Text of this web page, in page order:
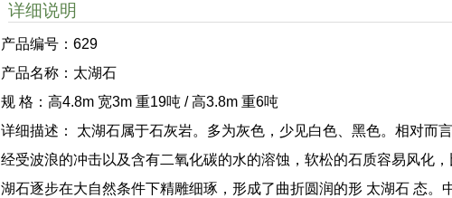
详细说明
产品编号：629
产品名称：太湖石
规 格：高4.8m 宽3m 重19吨 / 高3.8m 重6吨
详细描述： 太湖石属于石灰岩。多为灰色，少见白色、黑色。相对而
经受波浪的冲击以及含有二氧化碳的水的溶蚀，软松的石质容易风化
湖石逐步在大自然条件下精雕细琢，形成了曲折圆润的形 太湖石 态